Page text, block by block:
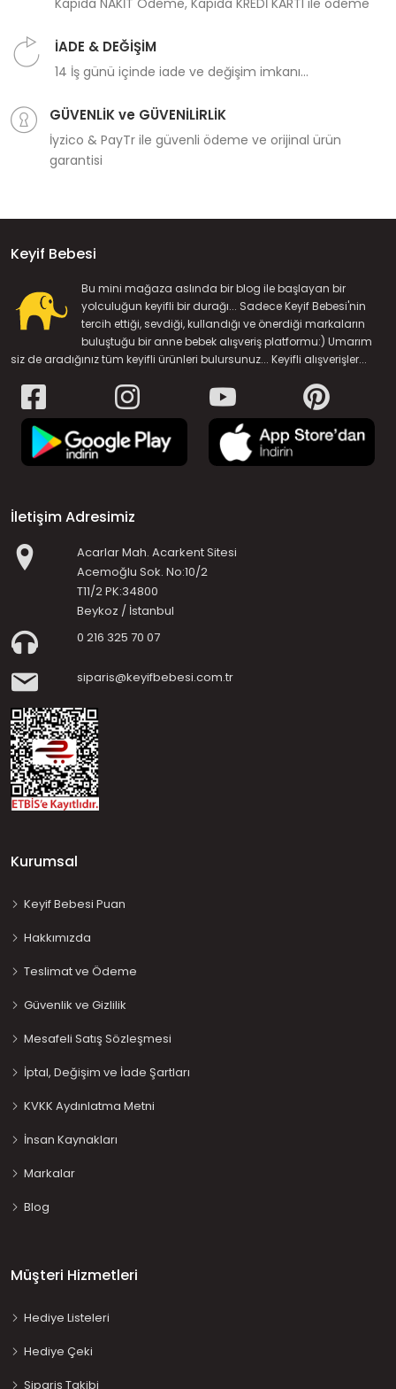
Kapıda NAKİT Ödeme, Kapıda KREDİ KARTI ile ödeme
İADE & DEĞİŞİM
14 İş günü içinde iade ve değişim imkanı...
GÜVENLİK ve GÜVENİLİRLİK
İyzico & PayTr ile güvenli ödeme ve orijinal ürün
garantisi
Keyif Bebesi
Bu mini mağaza aslında bir blog ile başlayan bir
yolculuğun keyifli bir durağı... Sadece Keyif Bebesi'nin
tercih ettiği, sevdiği, kullandığı ve önerdiği markaların
buluştuğu bir anne bebek alışveriş platformu:) Umarım
siz de aradığınız tüm keyifli ürünleri bulursunuz... Keyifli alışverişler...
İletişim Adresimiz
Acarlar Mah. Acarkent Sitesi
Acemoğlu Sok. No:10/2
T11/2 PK:34800
Beykoz / İstanbul
0 216 325 70 07
siparis@keyifbebesi.com.tr
Kurumsal
Keyif Bebesi Puan
Hakkımızda
Teslimat ve Ödeme
Güvenlik ve Gizlilik
Mesafeli Satış Sözleşmesi
İptal, Değişim ve İade Şartları
KVKK Aydınlatma Metni
İnsan Kaynakları
Markalar
Blog
Müşteri Hizmetleri
Hediye Listeleri
Hediye Çeki
Sipariş Takibi